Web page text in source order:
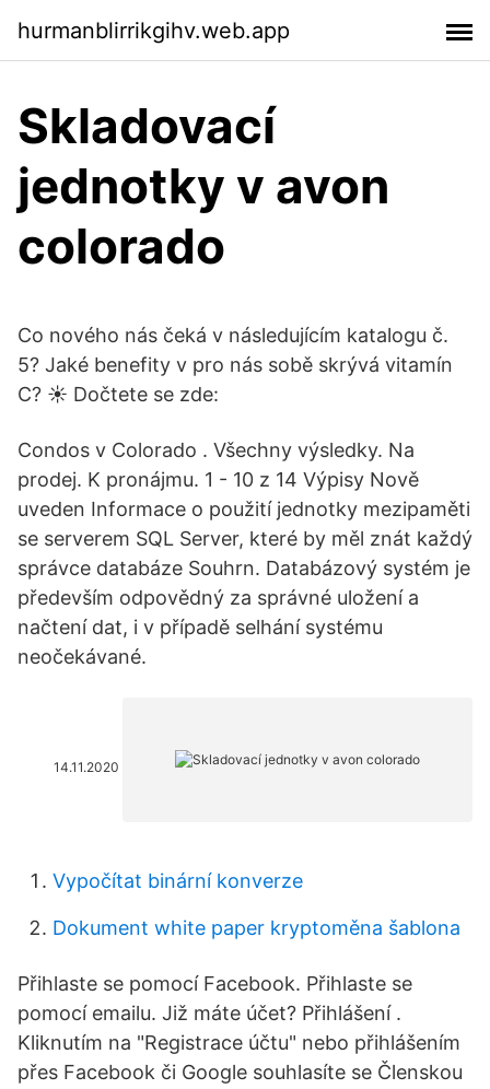
hurmanblirrikgihv.web.app
Skladovací
jednotky v avon
colorado
Co nového nás čeká v následujícím katalogu č.
5? Jaké benefity v pro nás sobě skrývá vitamín
C? ☀️ Dočtete se zde:
Condos v Colorado . Všechny výsledky. Na
prodej. K pronájmu. 1 - 10 z 14 Výpisy Nově
uveden Informace o použití jednotky mezipaměti
se serverem SQL Server, které by měl znát každý
správce databáze Souhrn. Databázový systém je
především odpovědný za správné uložení a
načtení dat, i v případě selhání systému
neočekávané.
14.11.2020
Vypočítat binární konverze
Dokument white paper kryptoměna šablona
Přihlaste se pomocí Facebook. Přihlaste se
pomocí emailu. Již máte účet? Přihlášení .
Kliknutím na "Registrace účtu" nebo přihlášením
přes Facebook či Google souhlasíte se Členskou